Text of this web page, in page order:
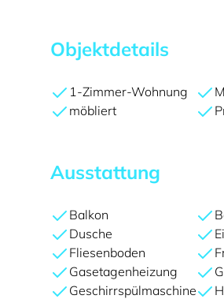
Objektdetails
1-Zimmer-Wohnung
möbliert
Ausstattung
Balkon
Dusche
Fliesenboden
Gasetagenheizung
Geschirrspülmaschine